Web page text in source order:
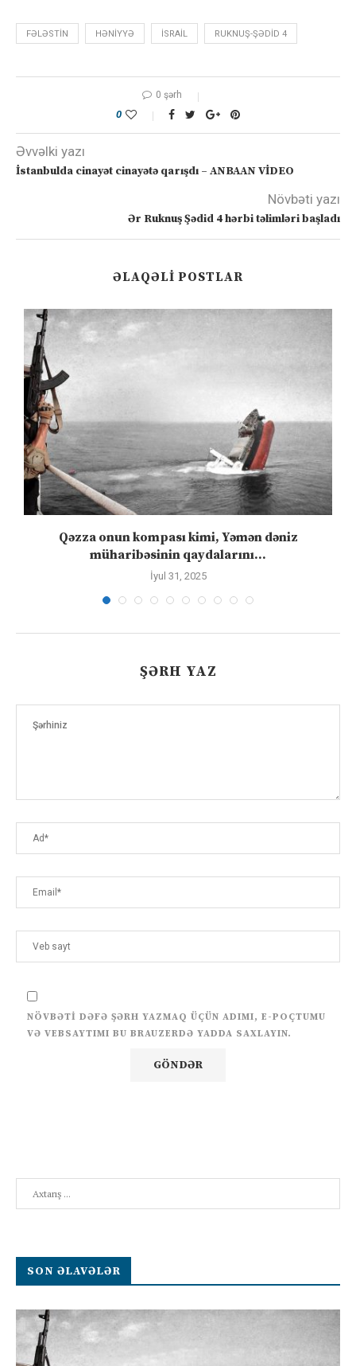
FƏLƏSTIN HƏNIYYƏ ISRAIL RUKNUŞ-ŞƏDID 4
0 şərh
0
Əvvəlki yazı
İstanbulda cinayət cinayətə qarışdı – ANBAAN VİDEO
Növbəti yazı
Ər Ruknuş Şədid 4 hərbi təlimləri başladı
ƏLAQƏLI POSTLAR
Qəzza onun kompası kimi, Yəmən dəniz
müharibəsinin qaydalarını...
İyul 31, 2025
ŞƏRH YAZ
NÖVBƏTI DƏFƏ ŞƏRH YAZMAQ ÜÇÜN ADIMI, E-POÇTUMU
VƏ VEBSAYTIMI BU BRAUZERDƏ YADDA SAXLAYIN.
SON ƏLAVƏLƏR